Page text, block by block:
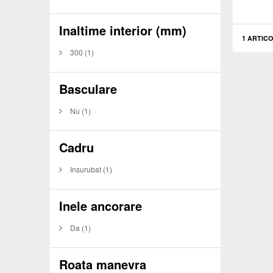
1
Inaltime interior (mm)
300 (1)
Basculare
Nu (1)
Cadru
Insurubat (1)
Inele ancorare
Da (1)
Roata manevra